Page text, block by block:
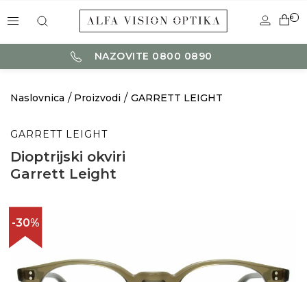
0
NAZOVITE 0800 0890
Naslovnica Proizvodi GARRETT LEIGHT
GARRETT LEIGHT
Dioptrijski okviri
Garrett Leight
-30%